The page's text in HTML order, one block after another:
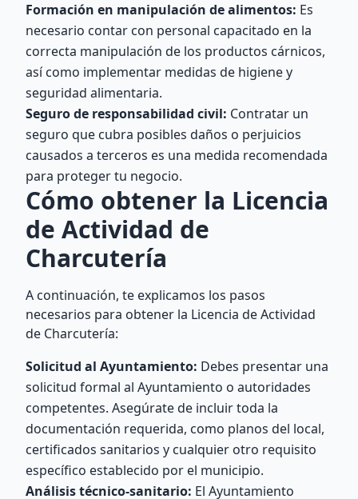
Formación en manipulación de alimentos: Es
necesario contar con personal capacitado en la
correcta manipulación de los productos cárnicos,
así como implementar medidas de higiene y
seguridad alimentaria.
Seguro de responsabilidad civil: Contratar un
seguro que cubra posibles daños o perjuicios
causados a terceros es una medida recomendada
para proteger tu negocio.
Cómo obtener la Licencia
de Actividad de
Charcutería
A continuación, te explicamos los pasos
necesarios para obtener la Licencia de Actividad
de Charcutería:
Solicitud al Ayuntamiento: Debes presentar una
solicitud formal al Ayuntamiento o autoridades
competentes. Asegúrate de incluir toda la
documentación requerida, como planos del local,
certificados sanitarios y cualquier otro requisito
específico establecido por el municipio.
Análisis técnico-sanitario: El Ayuntamiento